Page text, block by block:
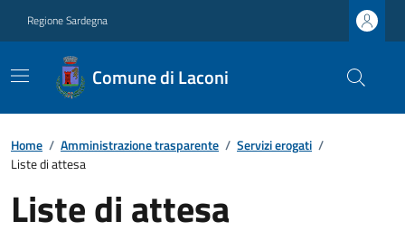
Regione Sardegna
Comune di Laconi
Home / Amministrazione trasparente / Servizi erogati /
Liste di attesa
Liste di attesa